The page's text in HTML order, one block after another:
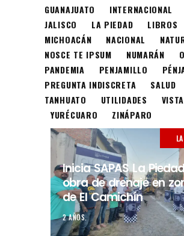
GUANAJUATO
INTERNACIONAL
JALISCO
LA PIEDAD
LIBROS
MICHOACÁN
NACIONAL
NOSCE TE IPSUM
NUMARÁN
PANDEMIA
PENJAMILLO
PREGUNTA INDISCRETA
SALUD
TANHUATO
UTILIDADES
YURÉCUARO
ZINÁPARO
Inicia SAPAS La Piedad
obra de drenaje en
de El Camichín
2 AÑOS.